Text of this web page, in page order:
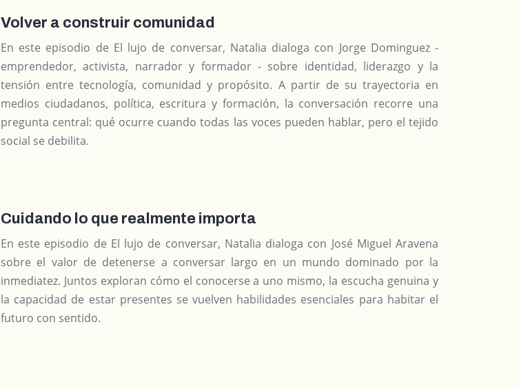
Volver a construir comunidad
En este episodio de El lujo de conversar, Natalia dialoga con Jorge Dominguez -
emprendedor, activista, narrador y formador - sobre identidad, liderazgo y la
tensión entre tecnología, comunidad y propósito. A partir de su trayectoria en
medios ciudadanos, política, escritura y formación, la conversación recorre una
pregunta central: qué ocurre cuando todas las voces pueden hablar, pero el tejido
social se debilita.
Cuidando lo que realmente importa
En este episodio de El lujo de conversar, Natalia dialoga con José Miguel Aravena
sobre el valor de detenerse a conversar largo en un mundo dominado por la
inmediatez. Juntos exploran cómo el conocerse a uno mismo, la escucha genuina y
la capacidad de estar presentes se vuelven habilidades esenciales para habitar el
futuro con sentido.